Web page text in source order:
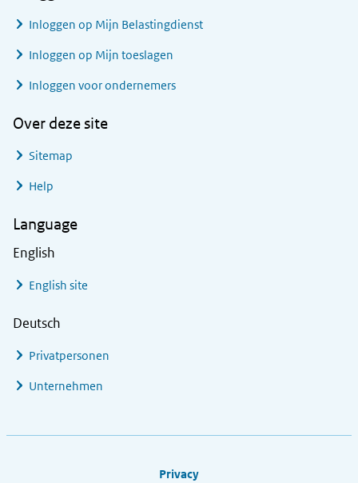
Inloggen op Mijn Belastingdienst
Inloggen op Mijn toeslagen
Inloggen voor ondernemers
Over deze site
Sitemap
Help
Language
English
English site
Deutsch
Privatpersonen
Unternehmen
Privacy